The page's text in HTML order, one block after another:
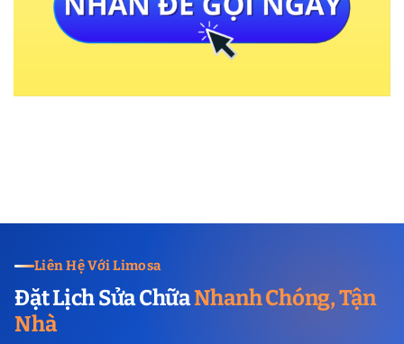
Liên Hệ Với Limosa
Đặt Lịch Sửa ChữaNhanh Chóng, Tận
Nhà